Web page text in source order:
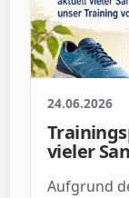
24.06.2026
vieler
Aufgrund